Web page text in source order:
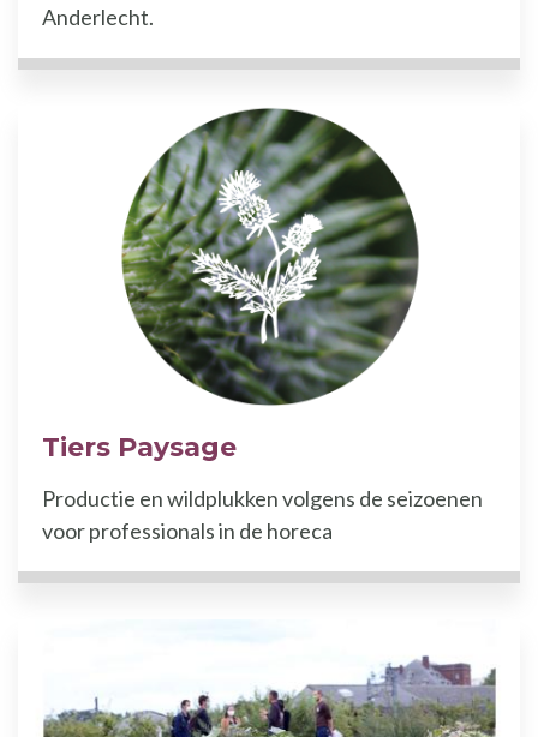
Anderlecht.
Tiers Paysage
Productie en wildplukken volgens de seizoenen
voor professionals in de horeca